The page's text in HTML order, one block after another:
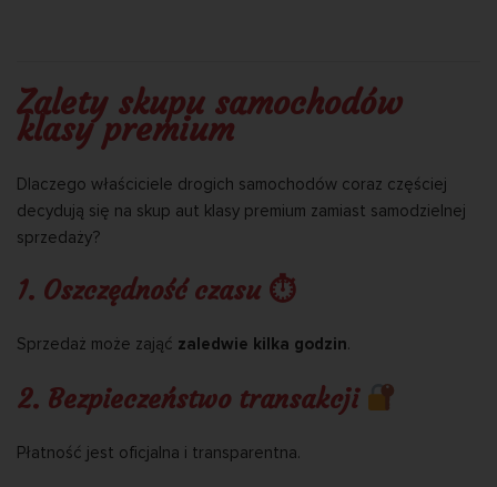
Zalety skupu samochodów
klasy premium
Dlaczego właściciele drogich samochodów coraz częściej
decydują się na skup aut klasy premium zamiast samodzielnej
sprzedaży?
1. Oszczędność czasu ⏱
Sprzedaż może zająć zaledwie kilka godzin.
2. Bezpieczeństwo transakcji
Płatność jest oficjalna i transparentna.